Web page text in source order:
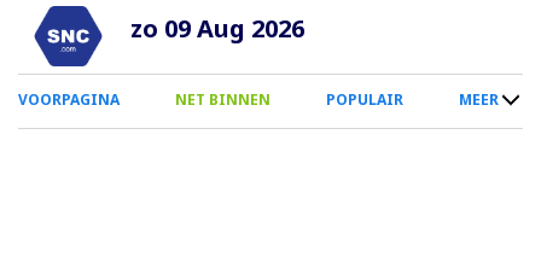
Overslaan
naar
inhoud
zo 09 Aug 2026
0
Smartphone
VOORPAGINA NET BINNEN POPULAIR MEER